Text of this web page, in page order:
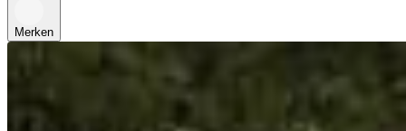
Merken